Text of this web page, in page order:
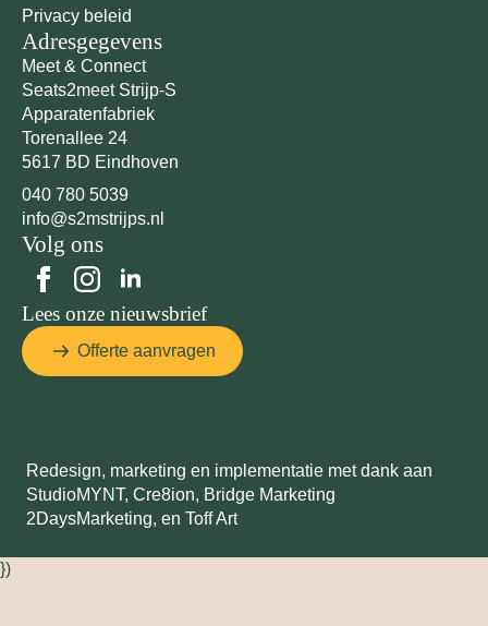
Privacy beleid
Adresgegevens
Meet & Connect
Seats2meet Strijp-S
Apparatenfabriek
Torenallee 24
5617 BD Eindhoven
040 780 5039
info@s2mstrijps.nl
Volg ons
Lees onze nieuwsbrief
Offerte aanvragen
Redesign, marketing en implementatie met dank aan
StudioMYNT, Cre8ion, Bridge Marketing
2DaysMarketing, en Toff Art
})